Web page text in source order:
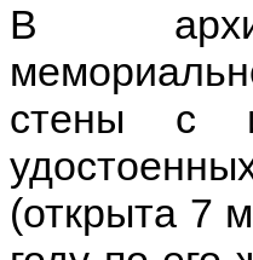
В
стены с
(открыта 7